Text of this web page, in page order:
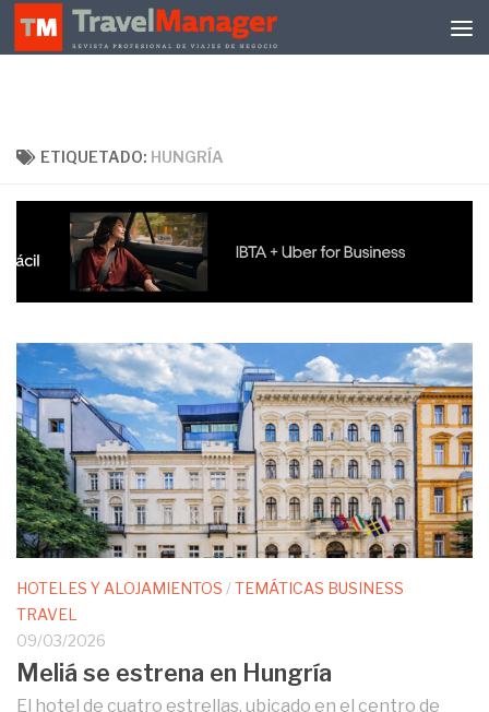
Debajo del contenido
ETIQUETADO: HUNGRÍA
HOTELES Y ALOJAMIENTOS /TEMÁTICAS BUSINESS
TRAVEL
09/03/2026
Meliá se estrena en Hungría
El hotel de cuatro estrellas, ubicado en el centro de